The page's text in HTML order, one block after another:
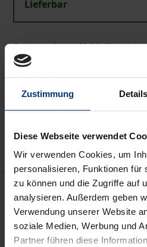
Zustimmung Details
Diese Webseite verwendet
Wir verwenden Cookies, um
personalisieren, Funktionen für
zu können und die Zugriffe auf
analysieren. Außerdem geben
Verwendung unserer Website
soziale Medien, Werbung und
Partner führen diese
Lieferbar
Preisangaben inkl. MwSt.
kann die MwSt. an der Kasse
In den
Zur Wunschliste
Beschreibung
Der vorliegende Band
Essays internationaler